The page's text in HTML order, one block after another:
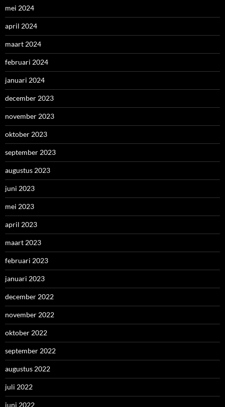
mei 2024
april 2024
maart 2024
februari 2024
januari 2024
december 2023
november 2023
oktober 2023
september 2023
augustus 2023
juni 2023
mei 2023
april 2023
maart 2023
februari 2023
januari 2023
december 2022
november 2022
oktober 2022
september 2022
augustus 2022
juli 2022
juni 2022